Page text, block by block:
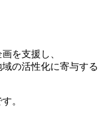
を支援し、
の活性化に寄与する
。